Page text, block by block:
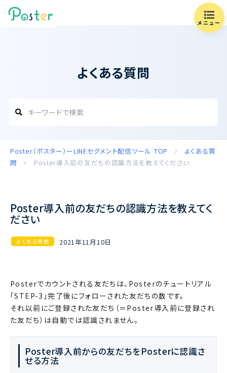
メニュー
よくある質問
Poster（ポスター）ーLINEセグメント配信ツール TOP
よくある質
問
Poster導入前の友だちの認識方法を教えてください
Poster導入前の友だちの認識方法を教えてく
ださい
よくある質問 2021年11月10日
Posterでカウントされる友だちは、Posterのチュートリアル
「STEP-3」完了後にフォローされた友だちの数です。
それ以前にご登録された友だち（＝Poster導入前に登録され
た友だち）は自動では認識されません。
Poster導入前からの友だちをPosterに認識さ
せる方法